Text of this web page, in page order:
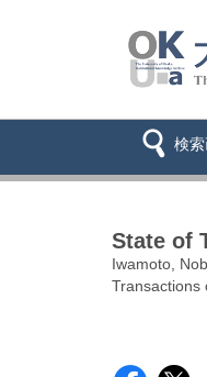
検
State of
Iwamoto,
Transactions